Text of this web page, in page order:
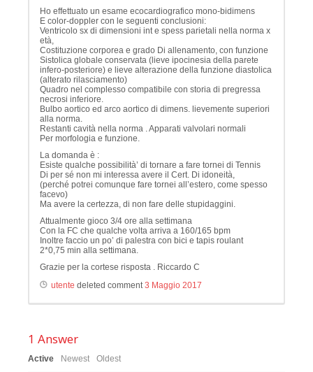
Ho effettuato un esame ecocardiografico mono-bidimens
E color-doppler con le seguenti conclusioni:
Ventricolo sx di dimensioni int e spess parietali nella norma x
età,
Costituzione corporea e grado Di allenamento, con funzione
Sistolica globale conservata (lieve ipocinesia della parete
infero-posteriore) e lieve alterazione della funzione diastolica
(alterato rilasciamento)
Quadro nel complesso compatibile con storia di pregressa
necrosi inferiore.
Bulbo aortico ed arco aortico di dimens. lievemente superiori
alla norma.
Restanti cavità nella norma . Apparati valvolari normali
Per morfologia e funzione.
La domanda è :
Esiste qualche possibilità’ di tornare a fare tornei di Tennis
Di per sé non mi interessa avere il Cert. Di idoneità,
(perché potrei comunque fare tornei all’estero, come spesso
facevo)
Ma avere la certezza, di non fare delle stupidaggini.
Attualmente gioco 3/4 ore alla settimana
Con la FC che qualche volta arriva a 160/165 bpm
Inoltre faccio un po’ di palestra con bici e tapis roulant
2*0,75 min alla settimana.
Grazie per la cortese risposta . Riccardo C
utente deleted comment 3 Maggio 2017
1 Answer
Active Newest Oldest